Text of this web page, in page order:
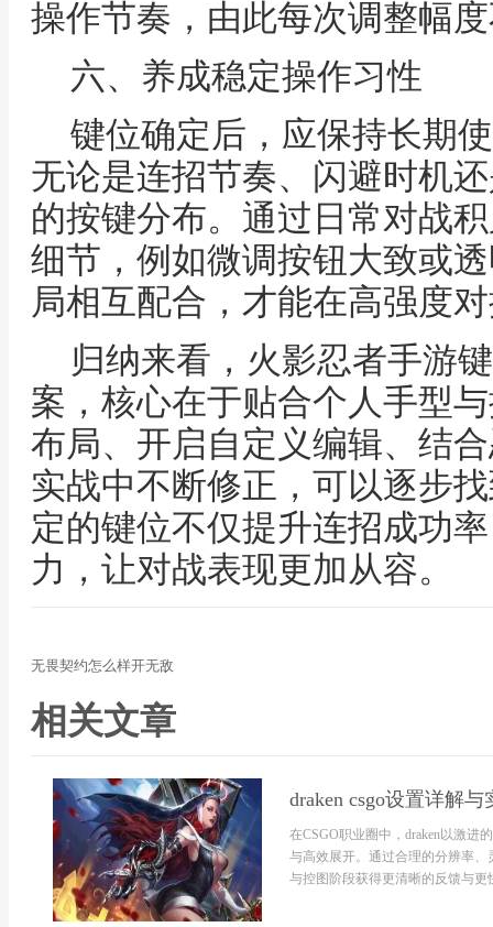
操作节奏，由此每次调整幅
六、养成稳定操作习性
键位确定后，应保持长期
无论是连招节奏、闪避时机
的按键分布。通过日常对战
细节，例如微调按钮大致或
局相互配合，才能在高强度
归纳来看，火影忍者手游
案，核心在于贴合个人手型
布局、开启自定义编辑、结
实战中不断修正，可以逐步
定的键位不仅提升连招成功
力，让对战表现更加从容。
无畏契约怎么样开无敌
相关文章
draken csgo设置详解与
在CSGO职业圈中，draken以激进
与高效展开。通过合理的分辨率
与控图阶段获得更清晰的反馈与更